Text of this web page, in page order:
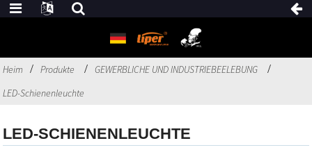
Heim Produkte
GEWERBLICHE UND INDUSTRIEBEELEBUNG
LED-Schienenleuchte
LED-SCHIENENLEUCHTE